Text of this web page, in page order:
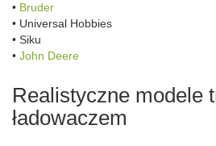
• Bruder
• Universal Hobbies
• Siku
• John Deere
Realistyczne modele
ładowaczem